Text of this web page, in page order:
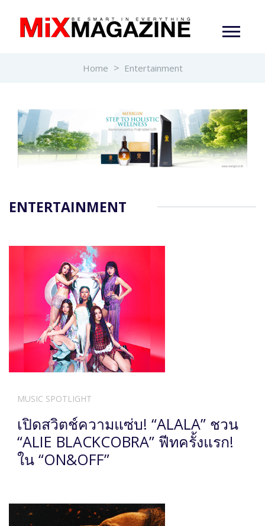
Home Entertainment
ENTERTAINMENT
MUSIC SPOTLIGHT
เปิดสวิตช์ความแซ่บ! “ALALA” ชวน
“ALIE BLACKCOBRA” ฟีทครั้งแรก!
ใน “ON&OFF”